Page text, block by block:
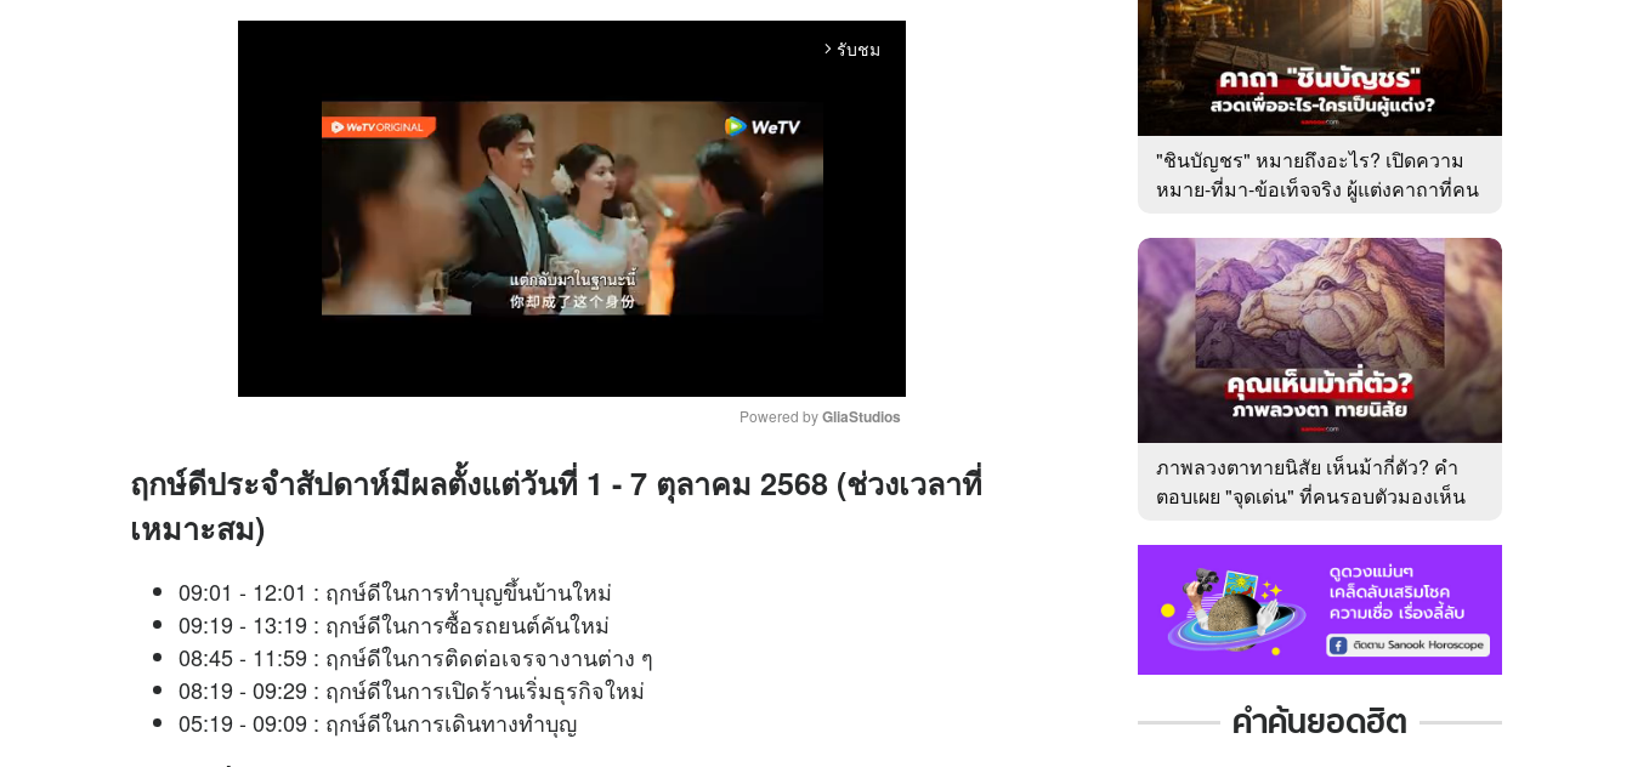
arrow_forward_ios รับชม
M
Powered by GliaStudios
ฤกษ์ดีประจำสัปดาห์มีผลตั้งแต่วันที่ 1 - 7 ตุลาคม 2568 (ช่วงเวลาที่
เหมาะสม)
09:01 - 12:01 : ฤกษ์ดีในการทำบุญขึ้นบ้านใหม่
09:19 - 13:19 : ฤกษ์ดีในการซื้อรถยนต์คันใหม่
08:45 - 11:59 : ฤกษ์ดีในการติดต่อเจรจางานต่าง ๆ
08:19 - 09:29 : ฤกษ์ดีในการเปิดร้านเริ่มธุรกิจใหม่
05:19 - 09:09 : ฤกษ์ดีในการเดินทางทำบุญ
"ชินบัญชร" หมายถึงอะไร? เปิดความ
หมาย-ที่มา-ข้อเท็จจริง ผู้แต่งคาถาที่คน
ภาพลวงตาทายนิสัย เห็นม้ากี่ตัว? คำ
ตอบเผย "จุดเด่น" ที่คนรอบตัวมองเห็น
คำค้นยอดฮิต